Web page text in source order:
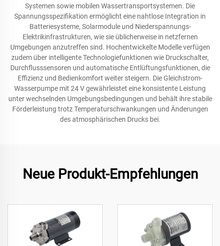
Systemen sowie mobilen Wassertransportsystemen. Die
Spannungsspezifikation ermöglicht eine nahtlose Integration in
Batteriesysteme, Solarmodule und Niederspannungs-
Elektrikinfrastrukturen, wie sie üblicherweise in netzfernen
Umgebungen anzutreffen sind. Hochentwickelte Modelle verfügen
zudem über intelligente Technologiefunktionen wie Druckschalter,
Durchflusssensoren und automatische Entlüftungsfunktionen, die
Effizienz und Bedienkomfort weiter steigern. Die Gleichstrom-
Wasserpumpe mit 24 V gewährleistet eine konsistente Leistung
unter wechselnden Umgebungsbedingungen und behält ihre stabile
Förderleistung trotz Temperaturschwankungen und Änderungen
des atmosphärischen Drucks bei.
Neue Produkt-Empfehlungen